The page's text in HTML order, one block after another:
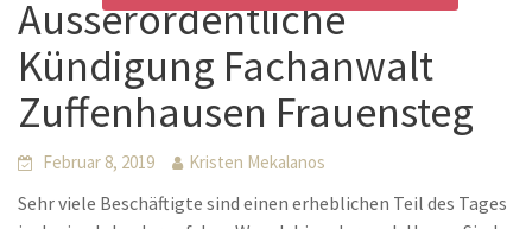
Ausserordentliche
Kündigung Fachanwalt
Zuffenhausen Frauensteg
Februar 8, 2019 Kristen Mekalanos
Sehr viele Beschäftigte sind einen erheblichen Teil des Tages